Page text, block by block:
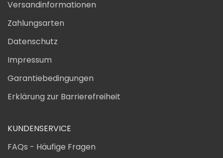
Versandinformationen
Zahlungsarten
Datenschutz
Impressum
Garantiebedingungen
Erklärung zur Barrierefreiheit
KUNDENSERVICE
FAQs - Häufige Fragen